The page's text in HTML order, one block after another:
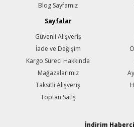
Blog Sayfamız
Sayfalar
Güvenli Alışveriş
İade ve Değişim
Kargo Süreci Hakkında
Mağazalarımız
Taksitli Alışveriş
Toptan Satış
İndirim